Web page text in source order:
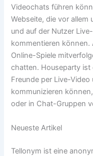
Videochats führen
Webseite, die vor
und auf der Nutzer
kommentieren
Online-Spiele
chatten. Houseparty
Freunde per Live-
kommunizieren
oder in Chat-Gruppen
Neueste Artikel
Tellonym ist eine